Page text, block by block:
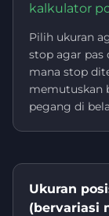
kalkulator
Pilih ukuran
stop agar pas
mana stop
memutuskan
pegang di
Ukuran
(bervariasi